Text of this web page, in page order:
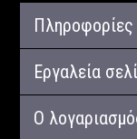
Πληροφορίες
Εργαλεία
Ο